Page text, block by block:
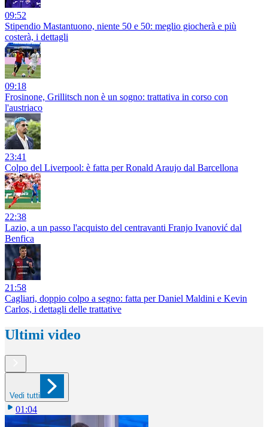
09:52
Stipendio Mastantuono, niente 50 e 50: meglio giocherà e più
costerà, i dettagli
09:18
Frosinone, Grillitsch non è un sogno: trattativa in corso con
l'austriaco
23:41
Colpo del Liverpool: è fatta per Ronald Araujo dal Barcellona
22:38
Lazio, a un passo l'acquisto del centravanti Franjo Ivanović dal
Benfica
21:58
Cagliari, doppio colpo a segno: fatta per Daniel Maldini e Kevin
Carlos, i dettagli delle trattative
Ultimi video
Vedi tutti
01:04